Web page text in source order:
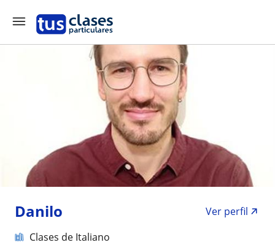
Danilo
Ver perfil
Clases de Italiano